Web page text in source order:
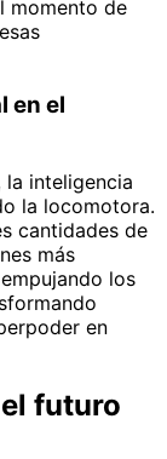
momento de
en el
inteligencia
la locomotora.
cantidades de
más
los
en
futuro